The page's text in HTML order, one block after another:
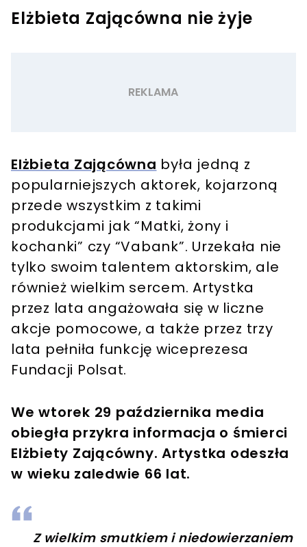
Elżbieta Zającówna nie żyje
Elżbieta Zającówna była jedną z
popularniejszych aktorek, kojarzoną
przede wszystkim z takimi
produkcjami jak “Matki, żony i
kochanki” czy “Vabank”. Urzekała nie
tylko swoim talentem aktorskim, ale
również wielkim sercem. Artystka
przez lata angażowała się w liczne
akcje pomocowe, a także przez trzy
lata pełniła funkcję wiceprezesa
Fundacji Polsat.
We wtorek 29 października media
obiegła przykra informacja o śmierci
Elżbiety Zającówny. Artystka odeszła
w wieku zaledwie 66 lat.
Z wielkim smutkiem i niedowierzaniem